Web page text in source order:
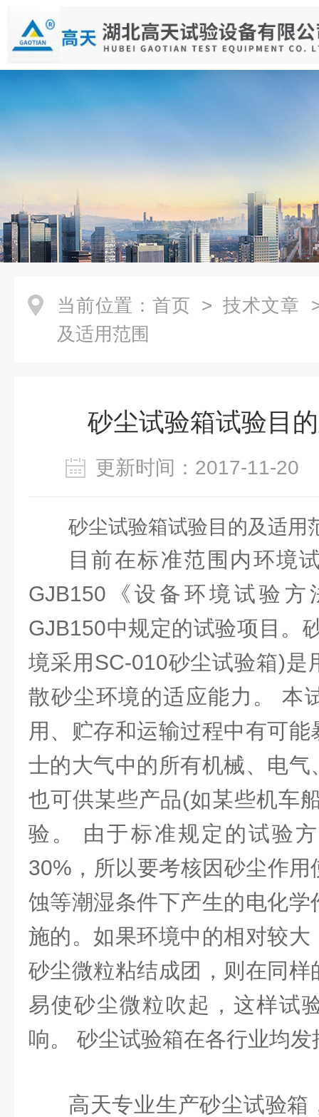
当前位置： 首页 > 技术文章
及适用范围
砂尘试验箱试验目
更新时间：2017-11-
砂尘试验箱试验目的及适用
目前在标准范围内环境
GJB150《设备环境试验
GJB150中规定的试验项目。
境采用SC-010砂尘试验箱)是
散砂尘环境的适应能力。 本
用、贮存和运输过程中有可
士的大气中的所有机械、电
也可供某些产品(如某些机车
验。 由于标准规定的试验
30%，所以要考核因砂尘作
蚀等潮湿条件下产生的电化
施的。如果环境中的相对较
砂尘微粒粘结成团，则在同
易使砂尘微粒吹起，这样试
响。 砂尘试验箱在各行业均
高天专业生产砂尘试验箱